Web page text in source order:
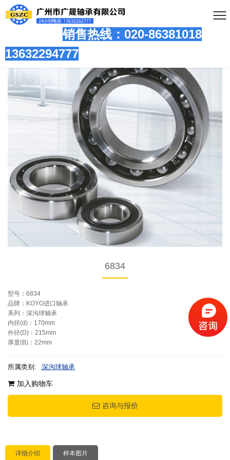
销售热线：020-86381018
13632294777
6834
型号：6834
品牌：KOYO进口轴承
系列：深沟球轴承
内径(d)：170mm
外径(D)：215mm
厚度(B)：22mm
所属类别: 深沟球轴承
加入购物车
咨询与报价
详细介绍 样本图片